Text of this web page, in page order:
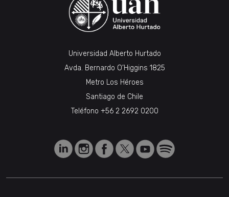
Universidad Alberto Hurtado
Avda. Bernardo O’Higgins 1825
Metro Los Héroes
Santiago de Chile
Teléfono +56 2 2692 0200